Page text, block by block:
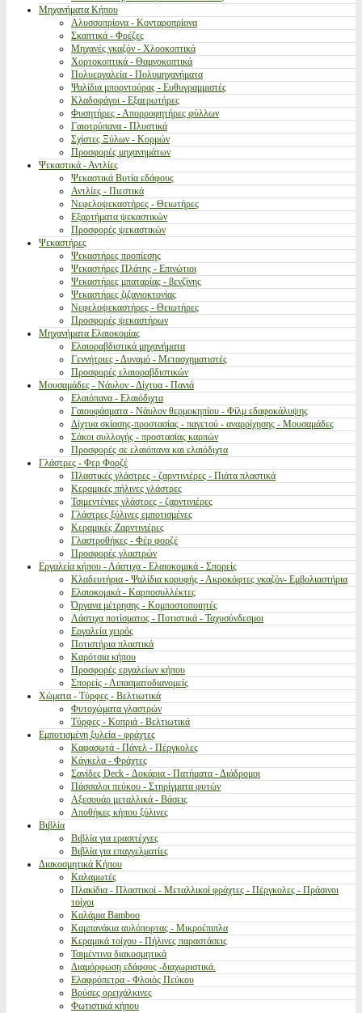
Μηχανήματα Κήπου
Αλυσσοπρίονα - Κονταροπρίονα
Σκαπτικά - Φρέζες
Μηχανές γκαζόν - Χλοοκοπτικά
Χορτοκοπτικά - Θαμνοκοπτικά
Πολυεργαλεία - Πολυμηχανήματα
Ψαλίδια μπορντούρας - Ευθυγραμμιστές
Κλαδοφάγοι - Εξαερωτήρες
Φυσητήρες - Απορροφητήρες φύλλων
Γαιοτρύπανα - Πλυστικά
Σχίστες Ξύλων - Κορμών
Προσφορές μηχανημάτων
Ψεκαστικά - Αντλίες
Ψεκαστικά Βυτία εδάφους
Αντλίες - Πιεστικά
Νεφελοψεκαστήρες - Θειωτήρες
Εξαρτήματα ψεκαστικών
Προσφορές ψεκαστικών
Ψεκαστήρες
Ψεκαστήρες προπίεσης
Ψεκαστήρες Πλάτης - Επινώτιοι
Ψεκαστήρες μπαταρίας - βενζίνης
Ψεκαστήρες ζιζανιοκτονίας
Νεφελοψεκαστήρες - Θειωτήρες
Προσφορές ψεκαστήρων
Μηχανήματα Ελαιοκομίας
Ελαιοραβδιστικά μηχανήματα
Γεννήτριες - Δυναμό - Μετασχηματιστές
Προσφορές ελαιοραβδιστικών
Μουσαμάδες - Νάυλον - Δίχτυα - Πανιά
Ελαιόπανα - Ελαιόδιχτα
Γαιουφάσματα - Νάυλον θερμοκηπίου - Φίλμ εδαφοκάλυψης
Δίχτυα σκίασης-προστασίας - παγετού - αναρρίχησης - Μουσαμάδες
Σάκοι συλλογής - προστασίας καρπών
Προσφορές σε ελαιόπανα και ελαιόδιχτα
Γλάστρες - Φερ Φορζέ
Πλαστικές γλάστρες - ζαρντινιέρες - Πιάτα πλαστικά
Κεραμικές πήλινες γλάστρες
Τσιμεντένιες γλάστρες - ζαρντινιέρες
Γλάστρες ξύλινες εμποτισμένες
Κεραμικές Ζαρντινιέρες
Γλαστροθήκες - Φέρ φορζέ
Προσφορές γλαστρών
Εργαλεία κήπου - Λάστιχα - Ελαιοκομικά - Σπορείς
Κλαδευτήρια - Ψαλίδια κορυφής - Ακροκόφτες γκαζόν- Εμβολιαστήρια
Ελαιοκομικά - Καρποσυλλέκτες
Όργανα μέτρησης - Κομποστοποιητές
Λάστιχα ποτίσματος - Ποτιστικά - Ταχυσύνδεσμοι
Εργαλεία χειρός
Ποτιστήρια πλαστικά
Καρότσια κήπου
Προσφορές εργαλείων κήπου
Σπορείς - Λιπασματοδιανομείς
Χώματα - Τύρφες - Βελτιωτικά
Φυτοχώματα γλαστρών
Τύρφες - Κοπριά - Βελτιωτικά
Εμποτισμένη ξυλεία - φράχτες
Καφασωτά - Πάνελ - Πέργκολες
Κάγκελα - Φράχτες
Σανίδες Deck - Δοκάρια - Πατήματα - Διάδρομοι
Πάσσαλοι πεύκου - Στηρίγματα φυτών
Αξεσουάρ μεταλλικά - Βάσεις
Αποθήκες κήπου ξύλινες
Βιβλία
Βιβλία για ερασιτέχνες
Βιβλία για επαγγελματίες
Διακοσμητικά Κήπου
Καλαμωτές
Πλακίδια - Πλαστικοί - Μεταλλικοί φράχτες - Πέργκολες - Πράσινοι
τοίχοι
Καλάμια Bamboo
Καμπανάκια αυλόπορτας - Μικροέπιπλα
Κεραμικά τοίχου - Πήλινες παραστάσεις
Τσιμέντινα διακοσμητικά
Διαμόρφωση εδάφους -διαχωριστικά.
Ελαφρόπετρα - Φλοιός Πεύκου
Βρύσες ορειχάλκινες
Φωτιστικά κήπου